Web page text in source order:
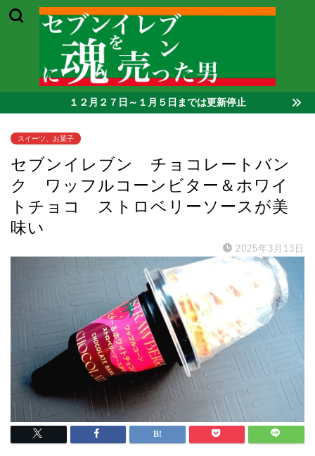
１２月２７日～１月５日までは更新停止
スイーツ、お菓子
セブンイレブン チョコレートバン
ク ワッフルコーンビター＆ホワイ
トチョコ ストロベリーソースが美
味い
2025年3月13日